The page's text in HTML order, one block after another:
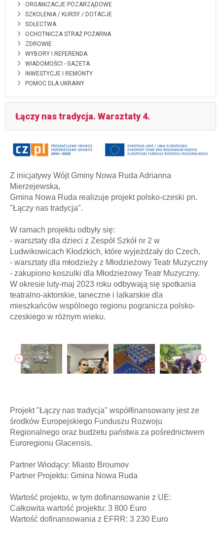
ORGANIZACJE POZARZĄDOWE
SZKOLENIA / KURSY / DOTACJE
SOŁECTWA
OCHOTNICZA STRAŻ POŻARNA
ZDROWIE
WYBORY I REFERENDA
WIADOMOŚCI - GAZETA
INWESTYCJE I REMONTY
POMOC DLA UKRAINY
Łączy nas tradycja. Warsztaty 4.
Z inicjatywy Wójt Gminy Nowa Ruda Adrianna
Mierzejewska,
Gmina Nowa Ruda realizuje projekt polsko-czeski pn.
"Łączy nas tradycja".
W ramach projektu odbyły się:
- warsztaty dla dzieci z Zespół Szkół nr 2 w
Ludwikowicach Kłodzkich, które wyjeżdżały do Czech,
- warsztaty dla młodzieży z Młodzieżowy Teatr Muzyczny
- zakupiono koszulki dla Młodzieżowy Teatr Muzyczny.
W okresie luty-maj 2023 roku odbywają się spotkania
teatralno-aktorskie, taneczne i lalkarskie dla
mieszkańców wspólnego regionu pogranicza polsko-
czeskiego w różnym wieku.
Projekt "Łączy nas tradycja" współfinansowany jest ze
środków Europejskiego Funduszu Rozwoju
Regionalnego oraz budżetu państwa za pośrednictwem
Euroregionu Glacensis.
Partner Wiodący: Miasto Broumov
Partner Projektu: Gmina Nowa Ruda
Wartość projektu, w tym dofinansowanie z UE:
Całkowita wartość projektu: 3 800 Euro
Wartość dofinansowania z EFRR: 3 230 Euro